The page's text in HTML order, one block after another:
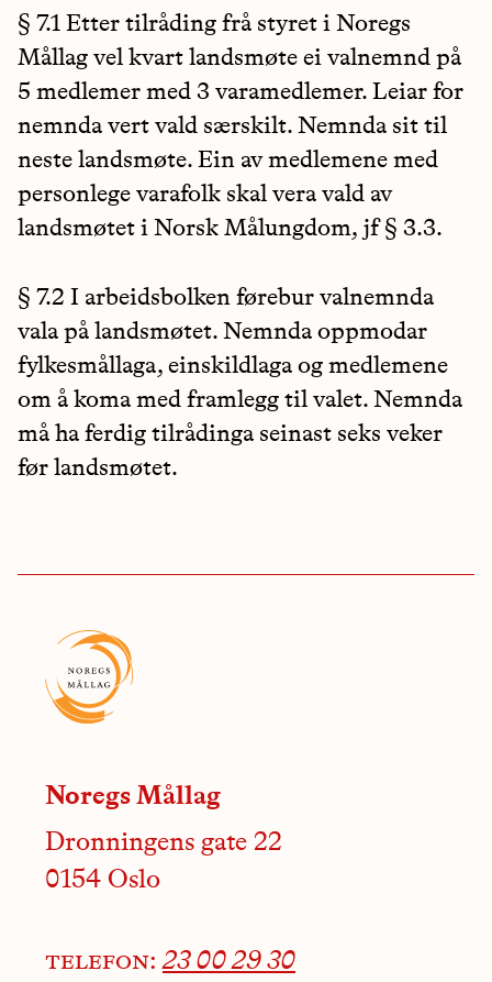
§ 7.1 Etter tilråding frå styret i Noregs
Mållag vel kvart landsmøte ei valnemnd på
5 medlemer med 3 varamedlemer. Leiar for
nemnda vert vald særskilt. Nemnda sit til
neste landsmøte. Ein av medlemene med
personlege varafolk skal vera vald av
landsmøtet i Norsk Målungdom, jf § 3.3.
§ 7.2 I arbeidsbolken førebur valnemnda
vala på landsmøtet. Nemnda oppmodar
fylkesmållaga, einskildlaga og medlemene
om å koma med framlegg til valet. Nemnda
må ha ferdig tilrådinga seinast seks veker
før landsmøtet.
Noregs Mållag
Dronningens gate 22
0154 Oslo
telefon:23 00 29 30